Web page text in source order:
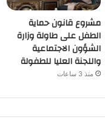
مشروع قانون حماية
الطفل على طاولة وزارة
الشؤون الاجتماعية
واللجنة العليا للطفولة
منذ 3 ساعات